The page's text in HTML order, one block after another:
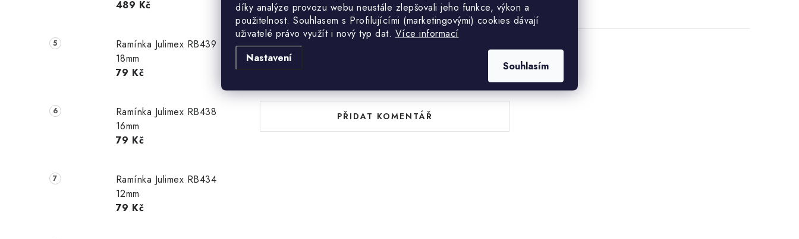
díky analýze provozu webu neustále zlepšovali jeho funkce, výkon a
použitelnost. Souhlasem s Profilujícími (marketingovými) cookies dávají
uživatelé právo využít i nový typ dat. Více informací
Nastavení
Souhlasím
489 Kč
Ramínka Julimex RB439
18mm
79 Kč
Ramínka Julimex RB438
16mm
79 Kč
Ramínka Julimex RB434
12mm
79 Kč
PŘIDAT KOMENTÁŘ